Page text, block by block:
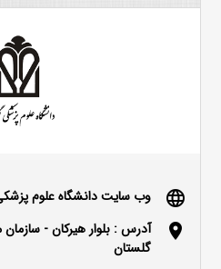
language وب سایت دانشگاه علوم
location_on
آدرس : بلوار هیرکان -
گلستان